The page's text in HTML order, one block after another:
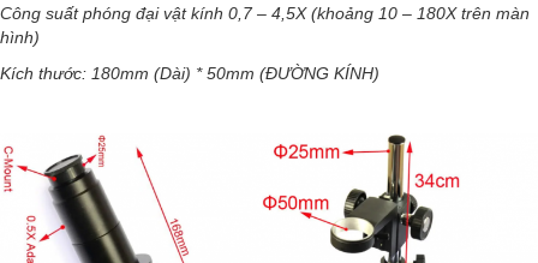
Công suất phóng đại vật kính 0,7 – 4,5X (khoảng 10 – 180X trên màn
hình)
Kích thước: 180mm (Dài) * 50mm (ĐƯỜNG KÍNH)